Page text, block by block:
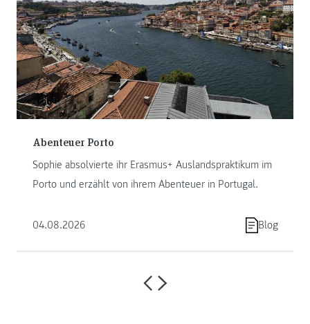
Abenteuer Porto
Sophie absolvierte ihr Erasmus+ Auslandspraktikum im
Porto und erzählt von ihrem Abenteuer in Portugal.
04.08.2026 Blog